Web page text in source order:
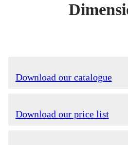
Download our catalogue
Download our price list